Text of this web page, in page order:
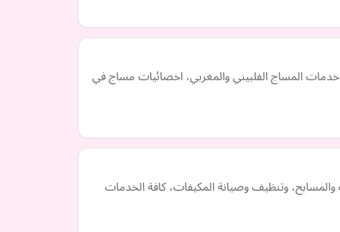
المساج الفلبيني والمغربي، اخصائيات مساج في
وتنظيف وصيانة المكيفات، كافة الخدمات